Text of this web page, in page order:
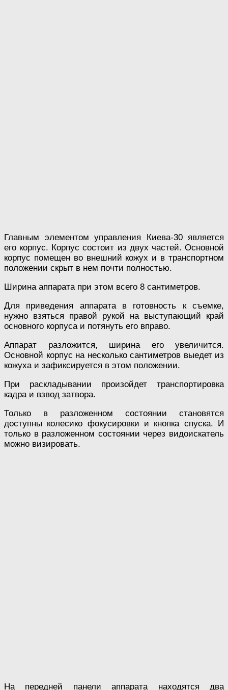
Главным элементом управления Киева-30 является
его корпус. Корпус состоит из двух частей. Основной
корпус помещен во внешний кожух и в транспортном
положении скрыт в нем почти полностью.
Ширина аппарата при этом всего 8 сантиметров.
Для приведения аппарата в готовность к съемке,
нужно взяться правой рукой на выступающий край
основного корпуса и потянуть его вправо.
Аппарат разложится, ширина его увеличится.
Основной корпус на несколько сантиметров выедет из
кожуха и зафиксируется в этом положении.
При раскладывании произойдет транспортировка
кадра и взвод затвора.
Только в разложенном состоянии становятся
доступны колесико фокусировки и кнопка спуска. И
только в разложенном состоянии через видоискатель
можно визировать.
На передней панели аппарата находятся два